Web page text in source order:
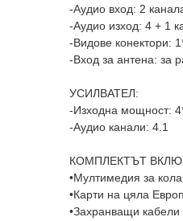
-Аудио вход: 2
-Аудио изход: 4 + 1
-Видове конектори:
-Вход за антена: за
УСИЛВАТЕЛ:
-Изходна мощност:
-Аудио канали: 4.1
КОМПЛЕКТЪТ
•Мултимедия за кола
•Карти на цяла
•Захранващи кабели